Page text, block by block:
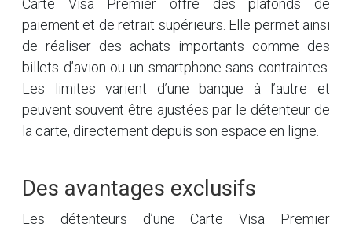
Carte Visa Premier offre des plafonds de
paiement et de retrait supérieurs. Elle permet ainsi
de réaliser des achats importants comme des
billets d’avion ou un smartphone sans contraintes.
Les limites varient d’une banque à l’autre et
peuvent souvent être ajustées par le détenteur de
la carte, directement depuis son espace en ligne.
Des avantages exclusifs
Les détenteurs d’une Carte Visa Premier